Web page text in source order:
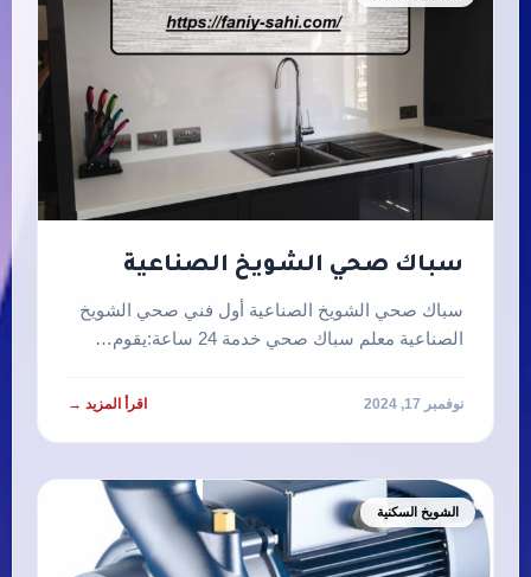
سباك صحي الشويخ الصناعية
سباك صحي الشويخ الصناعية أول فني صحي الشويخ
الصناعية معلم سباك صحي خدمة 24 ساعة:يقوم…
نوفمبر 17, 2024 اقرأ المزيد →
الشويخ السكنية